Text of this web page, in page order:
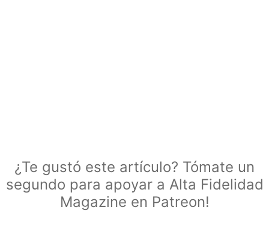
¿Te gustó este artículo? Tómate un
segundo para apoyar a Alta Fidelidad
Magazine en Patreon!